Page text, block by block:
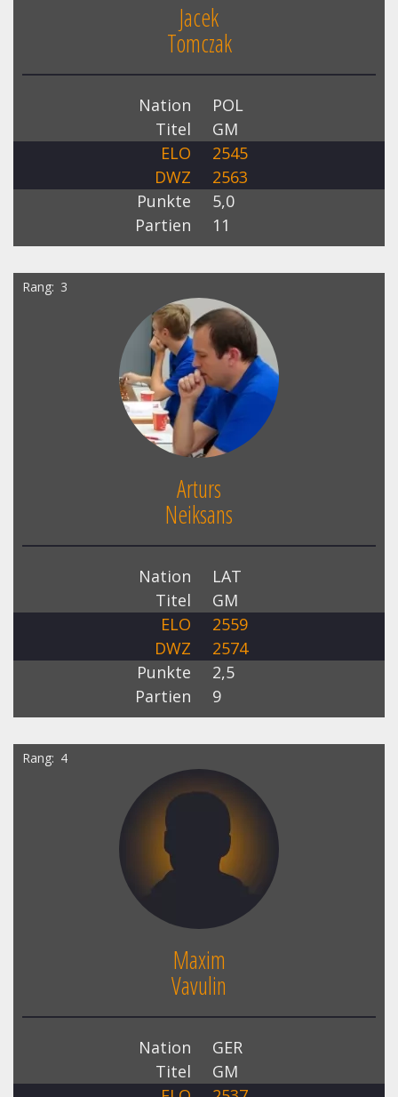
Jacek
Tomczak
Nation
POL
Titel
GM
ELO
2545
DWZ
2563
Punkte
5,0
Partien
11
Rang 3
Arturs
Neiksans
Nation
LAT
Titel
GM
ELO
2559
DWZ
2574
Punkte
2,5
Partien
9
Rang 4
Maxim
Vavulin
Nation
GER
Titel
GM